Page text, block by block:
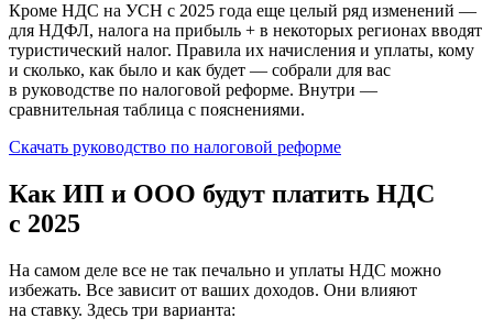
Кроме НДС на УСН с 2025 года еще целый ряд изменений —
для НДФЛ, налога на прибыль + в некоторых регионах вводят
туристический налог. Правила их начисления и уплаты, кому
и сколько, как было и как будет — собрали для вас
в руководстве по налоговой реформе. Внутри —
сравнительная таблица с пояснениями.
Скачать руководство по налоговой реформе
Как ИП и ООО будут платить НДС
с 2025
На самом деле все не так печально и уплаты НДС можно
избежать. Все зависит от ваших доходов. Они влияют
на ставку. Здесь три варианта: